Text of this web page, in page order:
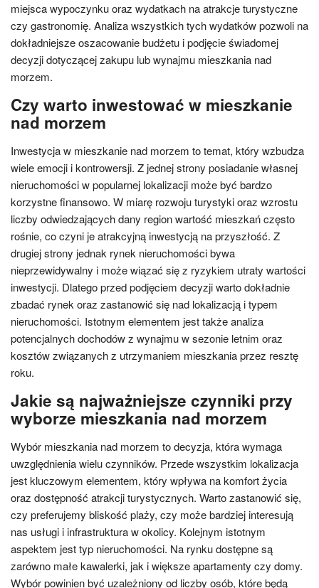
miejsca wypoczynku oraz wydatkach na atrakcje turystyczne
czy gastronomię. Analiza wszystkich tych wydatków pozwoli na
dokładniejsze oszacowanie budżetu i podjęcie świadomej
decyzji dotyczącej zakupu lub wynajmu mieszkania nad
morzem.
Czy warto inwestować w mieszkanie
nad morzem
Inwestycja w mieszkanie nad morzem to temat, który wzbudza
wiele emocji i kontrowersji. Z jednej strony posiadanie własnej
nieruchomości w popularnej lokalizacji może być bardzo
korzystne finansowo. W miarę rozwoju turystyki oraz wzrostu
liczby odwiedzających dany region wartość mieszkań często
rośnie, co czyni je atrakcyjną inwestycją na przyszłość. Z
drugiej strony jednak rynek nieruchomości bywa
nieprzewidywalny i może wiązać się z ryzykiem utraty wartości
inwestycji. Dlatego przed podjęciem decyzji warto dokładnie
zbadać rynek oraz zastanowić się nad lokalizacją i typem
nieruchomości. Istotnym elementem jest także analiza
potencjalnych dochodów z wynajmu w sezonie letnim oraz
kosztów związanych z utrzymaniem mieszkania przez resztę
roku.
Jakie są najważniejsze czynniki przy
wyborze mieszkania nad morzem
Wybór mieszkania nad morzem to decyzja, która wymaga
uwzględnienia wielu czynników. Przede wszystkim lokalizacja
jest kluczowym elementem, który wpływa na komfort życia
oraz dostępność atrakcji turystycznych. Warto zastanowić się,
czy preferujemy bliskość plaży, czy może bardziej interesują
nas usługi i infrastruktura w okolicy. Kolejnym istotnym
aspektem jest typ nieruchomości. Na rynku dostępne są
zarówno małe kawalerki, jak i większe apartamenty czy domy.
Wybór powinien być uzależniony od liczby osób, które będą